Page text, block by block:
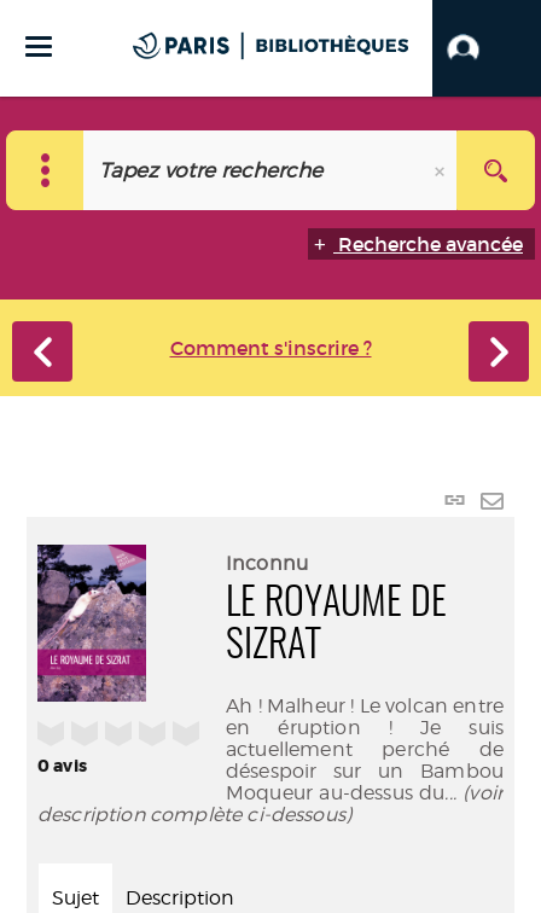
Recherche avancée
Comment s'inscrire ?
Lien
0avis
Inconnu
LE ROYAUME DE
SIZRAT
Ah ! Malheur ! Le volcan entre
en éruption ! Je suis
actuellement perché de
désespoir sur un Bambou
Moqueur au-dessus du... (voir
description complète ci-dessous)
Sujet Description